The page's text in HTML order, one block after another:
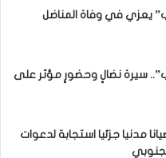
يعزي في وفاة المناضل
سيرة نضالٍ وحضورٍ مؤثر على
مدنيا جزئيا استجابة لدعوات